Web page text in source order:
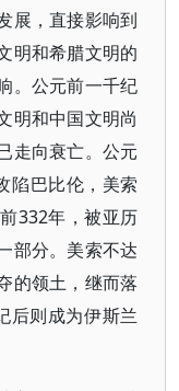
展，直接影响到
明和希腊文明的
。公元前一千纪
明和中国文明尚
走向衰亡。公元
陷巴比伦，美索
332年，被亚历
部分。美索不达
的领土，继而落
后则成为伊斯兰